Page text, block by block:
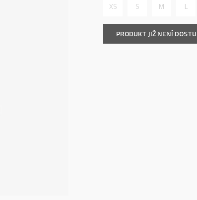
XS S M L
PRODUKT JIŽ NENÍ